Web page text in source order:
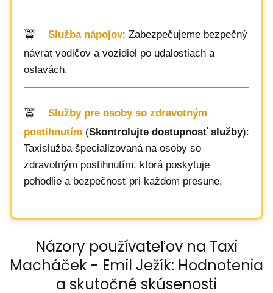
Služba nápojov: Zabezpečujeme bezpečný
návrat vodičov a vozidiel po udalostiach a
oslavách.
Služby pre osoby so zdravotným
postihnutím (Skontrolujte dostupnosť služby):
Taxislužba špecializovaná na osoby so
zdravotným postihnutím, ktorá poskytuje
pohodlie a bezpečnosť pri každom presune.
Názory používateľov na Taxi
Macháček - Emil Ježík: Hodnotenia
a skutočné skúsenosti